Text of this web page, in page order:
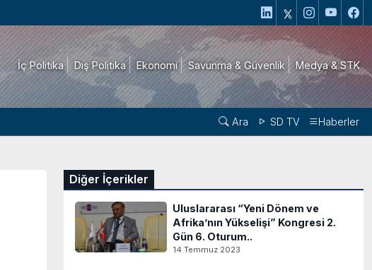
İç Politika Dış Politika Ekonomi Savunma & Güvenlik Medya & STK
Ara SD TV Haberler
Diğer İçerikler
Uluslararası “Yeni Dönem ve
Afrika’nın Yükselişi” Kongresi 2.
Gün 6. Oturum..
14 Temmuz 2023